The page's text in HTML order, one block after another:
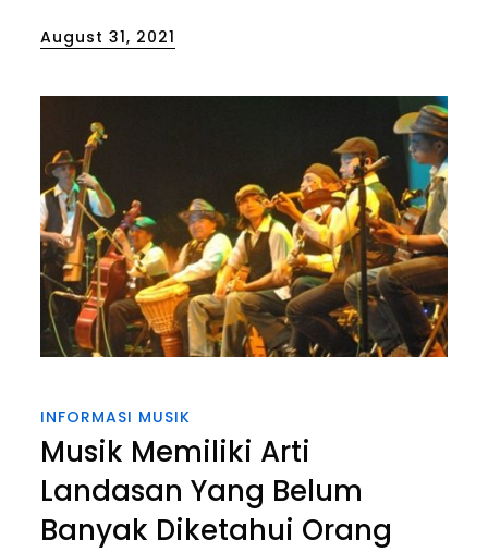
Posted
August 31, 2021
INFORMASI MUSIK
Musik Memiliki Arti
Landasan Yang Belum
Banyak Diketahui Orang